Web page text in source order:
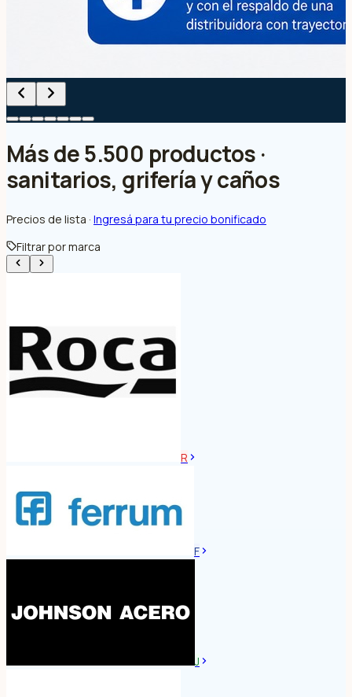
Más de 5.500 productos ·
sanitarios, grifería y caños
Precios de lista · Ingresá para tu precio bonificado
Filtrar por marca
R
F
J